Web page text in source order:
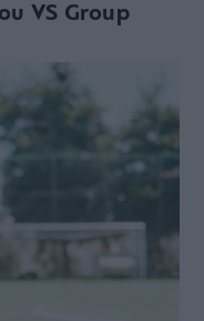
VS Group